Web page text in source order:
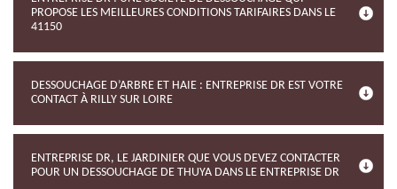
PROPOSE LES MEILLEURES CONDITIONS TARIFAIRES DANS LE
41150
DESSOUCHAGE D’ARBRE ET HAIE : ENTREPRISE DR EST VOTRE
CONTACT À RILLY SUR LOIRE
ENTREPRISE DR, LE JARDINIER QUE VOUS DEVEZ CONTACTER
POUR UN DESSOUCHAGE DE THUYA DANS LE ENTREPRISE DR